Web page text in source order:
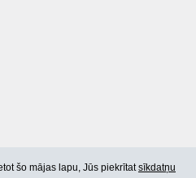
šo mājas lapu, Jūs piekrītatsīkdatņu